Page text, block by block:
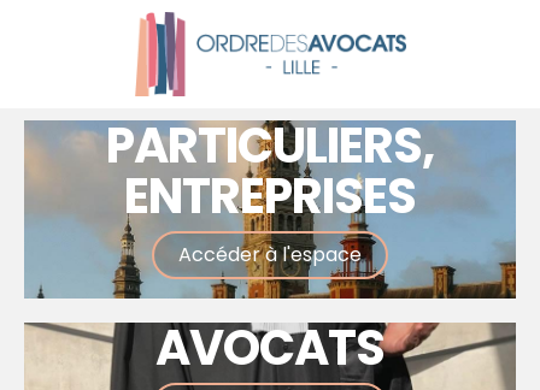
PARTICULIERS,
ENTREPRISES
Accéder à l'espace
AVOCATS